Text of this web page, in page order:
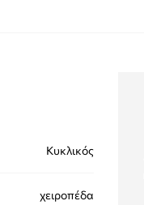
Κυκλικός
χειροπέδα